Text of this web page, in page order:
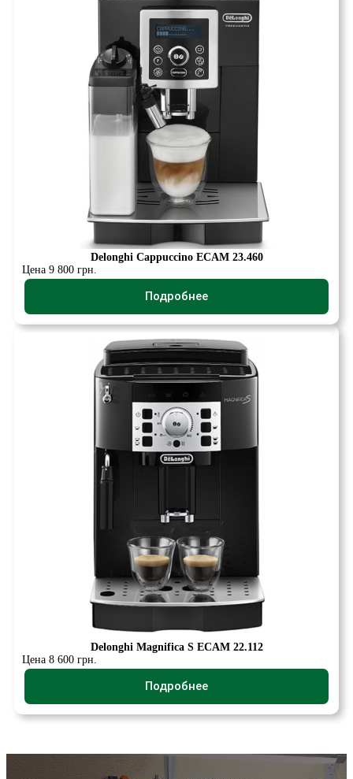
Delonghi Cappuccino ECAM 23.460
Цена 9 800 грн.
Подробнее
Delonghi Magnifica S ECAM 22.112
Цена 8 600 грн.
Подробнее